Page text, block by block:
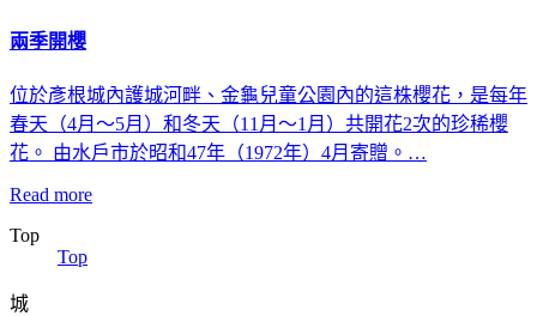
兩季開櫻
位於彥根城內護城河畔、金龜兒童公園內的這株櫻花，是每年
春天（4月〜5月）和冬天（11月〜1月）共開花2次的珍稀櫻
花。 由水戶市於昭和47年（1972年）4月寄贈。…
Read more
Top
Top
城